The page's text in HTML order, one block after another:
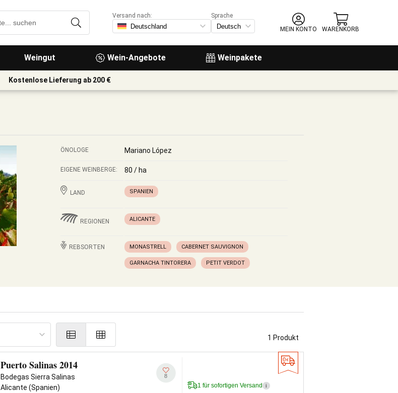
Weingut Wein-Angebote Weinpakete
Versand nach:
Sprache
MEIN KONTO
WARENKORB
Kostenlose Lieferung ab 200 €
ÖNOLOGE Mariano López
EIGENE WEINBERGE: 80 / ha
LAND SPANIEN
REGIONEN ALICANTE
REBSORTEN MONASTRELL CABERNET SAUVIGNON
GARNACHA TINTORERA PETIT VERDOT
1 Produkt
Puerto Salinas 2014
Bodegas Sierra Salinas
Alicante (Spanien)
8
1 für sofortigen Versand i